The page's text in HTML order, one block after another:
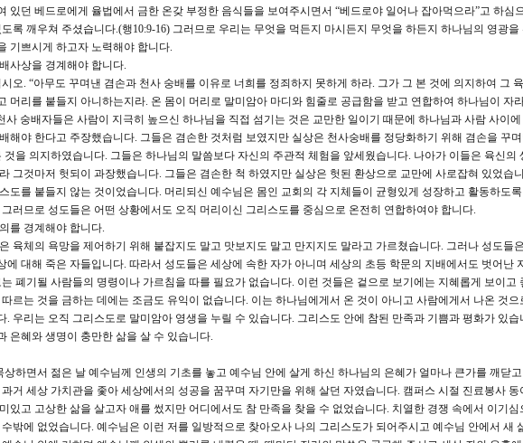
있던 베드로에게 율법에서 금한 온갖 부정한 음식들을 보여주시면서 “베드로야 일어나 잡아먹으라”고 하심
록 깨우쳐 주셨습니다.(행10:9-16) 그러므로 우리는 무엇을 먹든지 마시든지 무엇을 하든지 하나님의 영광을
기쁘시게 하고자 노력해야 합니다.
사상을 경계해야 합니다.
시오. “아무도 꾸며낸 겸손과 천사 숭배를 이유로 너희를 정죄하지 못하게 하라. 그가 그 본 것에 의지하여 그
머리를 붙들지 아니하는지라. 온 몸이 머리로 말미암아 마디와 힘줄로 공급함을 받고 연합하여 하나님이 자
사 숭배자들은 사람이 지극히 높으신 하나님을 직접 섬기는 것은 교만한 일이기 때문에 하나님과 사람 사이
해야 한다고 주장했습니다. 그들은 겸손한 것처럼 보였지만 실상은 천사숭배를 정당화하기 위해 겸손을 꾸
것을 의지하였습니다. 그들은 하나님의 말씀보다 자신의 주관적 체험을 앞세웠습니다. 나아가 이들은 육신의
그것마저 헛되이 과장했습니다. 그들은 겸손한 척 하였지만 실상은 헛된 환상으로 교만에 사로잡혀 있었습
도를 붙들지 않는 것이었습니다. 머리되신 예수님은 몸인 교회의 각 지체들이 균형있게 성장하고 활동하도록
러므로 성도들은 어떤 상황에서도 오직 머리이신 그리스도를 중심으로 온전히 연합하여야 합니다.
를 경계해야 합니다.
육체의 욕망을 제어하기 위해 붙잡지도 말고 맛보지도 말고 만지지도 말라고 가르쳤습니다. 그러나 성도들
에 대해 죽은 자들입니다. 따라서 성도들은 세상에 속한 자가 아니며 세상의 초등 학문의 지배에서도 벗어난
폐기될 사람들의 명령이나 가르침을 따를 필요가 없습니다. 이런 것들은 겉으로 보기에는 지혜롭게 보이고
르는 것을 금하는 데에는 조금도 유익이 없습니다. 이는 하나님에게서 온 것이 아니고 사람에게서 나온 것으
. 우리는 오직 그리스도로 말미암아 영생을 누릴 수 있습니다. 그리스도 안에 참된 만족과 기쁨과 평화가 있
은혜와 생명이 충만한 삶을 살 수 있습니다.
상하면서 젊은 날 예수님께 인생의 기초를 놓고 예수님 안에 살게 하신 하나님의 은혜가 얼마나 큰가를 깨닫
거 세상 가치관을 좇아 세상에서의 성공을 꿈꾸며 자기만을 위해 살던 자였습니다. 캠퍼스 시절 진료봉사
있고 고상한 삶을 살고자 애를 썼지만 어디에서도 참 만족을 찾을 수 없었습니다. 치열한 경쟁 속에서 이기심
밖에 없었습니다. 예수님은 이런 저를 일방적으로 찾아오사 나의 그리스도가 되어주시고 예수님 안에서 새